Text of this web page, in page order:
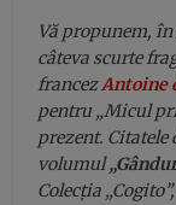
Vă propunem,
câteva scurte
francezAntoine
pentru „Micul
prezent. Citatele
volumul
Colecția